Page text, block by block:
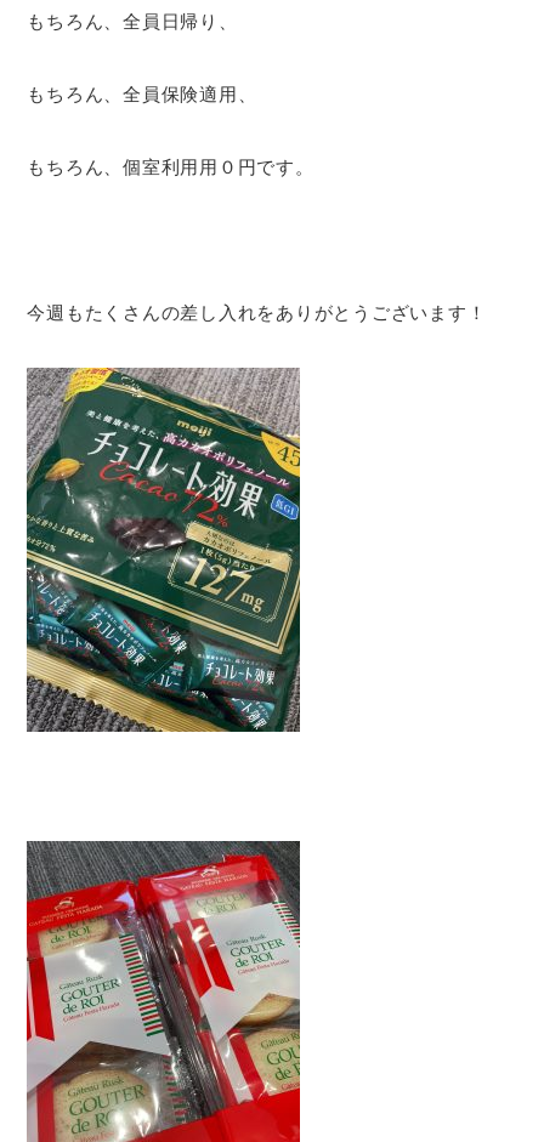
もちろん、全員日帰り、
もちろん、全員保険適用、
もちろん、個室利用用０円です。
今週もたくさんの差し入れをありがとうございます！